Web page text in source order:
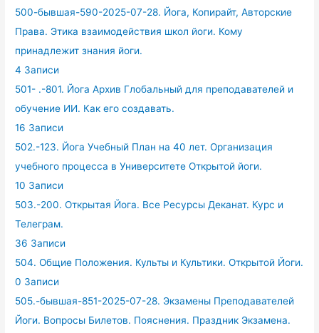
500-бывшая-590-2025-07-28. Йога, Копирайт, Авторские
Права. Этика взаимодействия школ йоги. Кому
принадлежит знания йоги.
4 Записи
501- .-801. Йога Архив Глобальный для преподавателей и
обучение ИИ. Как его создавать.
16 Записи
502.-123. Йога Учебный План на 40 лет. Организация
учебного процесса в Университете Открытой йоги.
10 Записи
503.-200. Открытая Йога. Все Ресурсы Деканат. Курс и
Телеграм.
36 Записи
504. Общие Положения. Культы и Культики. Открытой Йоги.
0 Записи
505.-бывшая-851-2025-07-28. Экзамены Преподавателей
Йоги. Вопросы Билетов. Пояснения. Праздник Экзамена.